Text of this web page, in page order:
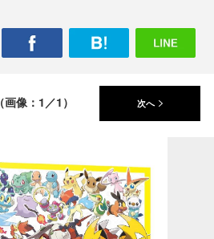
（画像：1／1） 次へ